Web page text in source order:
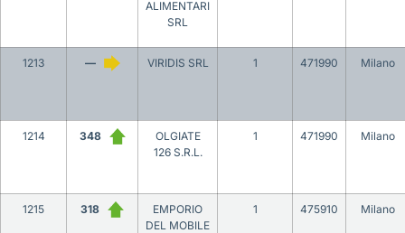
ALIMENTARI
SRL
1213 — VIRIDIS SRL 1 471990 Milano
1214 348
OLGIATE
126 S.R.L.
1 471990 Milano
1215 318
EMPORIO
DEL MOBILE
1 475910 Milano